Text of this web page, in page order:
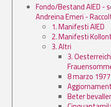
Fondo/Bestand AIED -
Andreina Emeri -
1. Manifesti AIED
2. Manifesti
3. Altri
3.
8 marzo 1977
Beter